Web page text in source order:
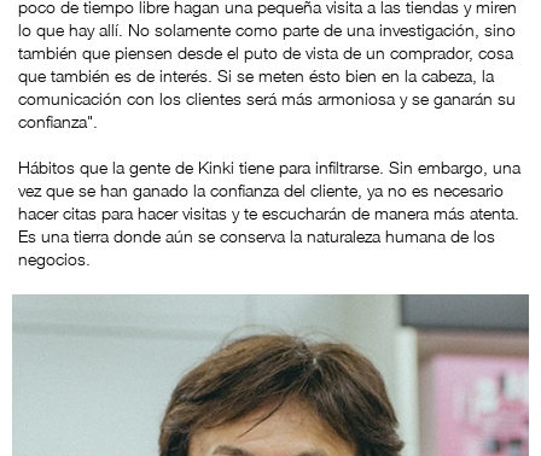
poco de tiempo libre hagan una pequeña visita a las tiendas y miren
lo que hay allí. No solamente como parte de una investigación, sino
también que piensen desde el puto de vista de un comprador, cosa
que también es de interés. Si se meten ésto bien en la cabeza, la
comunicación con los clientes será más armoniosa y se ganarán su
confianza".
Hábitos que la gente de Kinki tiene para infiltrarse. Sin embargo, una
vez que se han ganado la confianza del cliente, ya no es necesario
hacer citas para hacer visitas y te escucharán de manera más atenta.
Es una tierra donde aún se conserva la naturaleza humana de los
negocios.